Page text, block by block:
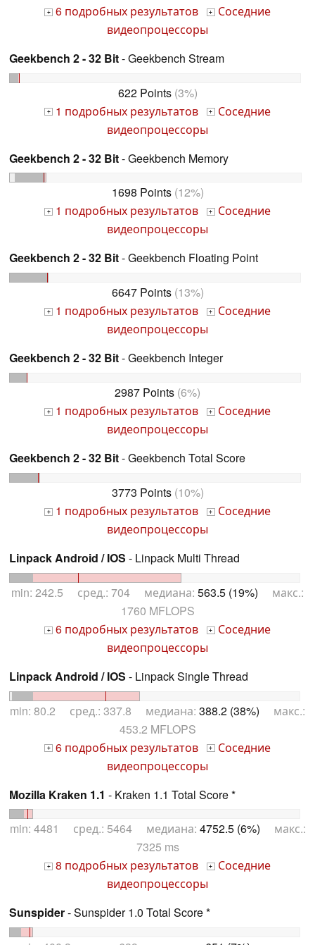
+ 6 подробных результатов + Соседние
видеопроцессоры
Geekbench 2 - 32 Bit- Geekbench Stream
622 Points(3%)
+ 1 подробных результатов + Соседние
видеопроцессоры
Geekbench 2 - 32 Bit- Geekbench Memory
1698 Points(12%)
+ 1 подробных результатов + Соседние
видеопроцессоры
Geekbench 2 - 32 Bit- Geekbench Floating Point
6647 Points(13%)
+ 1 подробных результатов + Соседние
видеопроцессоры
Geekbench 2 - 32 Bit- Geekbench Integer
2987 Points (6%)
+ 1 подробных результатов + Соседние
видеопроцессоры
Geekbench 2 - 32 Bit- Geekbench Total Score
3773 Points(10%)
+ 1 подробных результатов + Соседние
видеопроцессоры
Linpack Android / IOS - Linpack Multi Thread
min: 242.5 сред.: 704 медиана: 563.5 (19%) макс.:
1760 MFLOPS
+ 6 подробных результатов + Соседние
видеопроцессоры
Linpack Android / IOS - Linpack Single Thread
min: 80.2 сред.: 337.8 медиана: 388.2 (38%) макс.:
453.2 MFLOPS
+ 6 подробных результатов + Соседние
видеопроцессоры
Mozilla Kraken 1.1 - Kraken 1.1 Total Score *
min: 4481 сред.: 5464 медиана: 4752.5 (6%) макс.:
7325 ms
+ 8 подробных результатов + Соседние
видеопроцессоры
Sunspider- Sunspider 1.0 Total Score *